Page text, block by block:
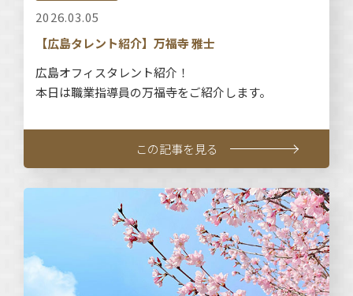
2026.03.05
【広島タレント紹介】万福寺 雅士
広島オフィスタレント紹介！
本日は職業指導員の万福寺をご紹介します。
この記事を見る